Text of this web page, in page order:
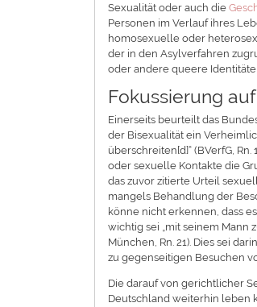
Sexualität oder auch die
Personen im Verlauf ihres
homosexuelle oder
der in den Asylverfahren
oder andere queere
Fokussierung
Einerseits beurteilt das
der Bisexualität ein
überschreiten[d]“ (BVerfG,
oder sexuelle Kontakte die
das zuvor zitierte Urteil
mangels Behandlung der
könne nicht erkennen, dass
wichtig sei „mit seinem Mann
München, Rn. 21). Dies sei
zu gegenseitigen Besuchen
Die darauf von gerichtlicher
Deutschland weiterhin leben